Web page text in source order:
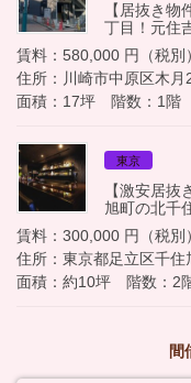
【居抜き
丁目！元住
賃料：580,000 円（税別）
住所：川崎市中原区木月
面積：17坪 階数：1階
東京
【激安居
旭町の北千
賃料：300,000 円（税別）
住所：東京都足立区千住
面積：約10坪 階数：2
間